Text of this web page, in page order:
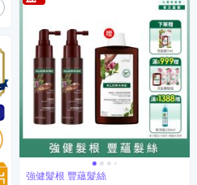
強健髮根 豐蘊髮絲